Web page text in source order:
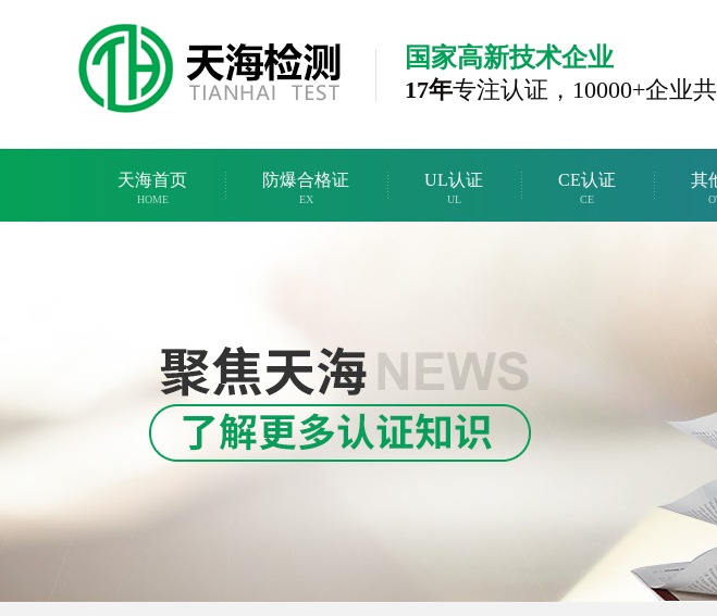
国家高新技术企业
17年专注认证， 10000+企业
天海首页
HOME
防爆合格证
EX
UL认证
UL
CE认证
CE
其